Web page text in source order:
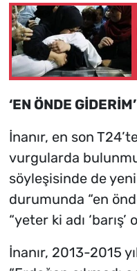
‘EN ÖNDE GİDERİM’
İnanır, en son
vurgularda
söyleşisinde de
durumunda “en
“yeter ki adı
İnanır, 2013-2015